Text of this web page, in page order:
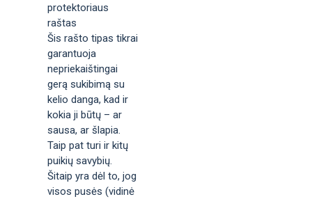
protektoriaus
raštas
Šis rašto tipas tikrai
garantuoja
nepriekaištingai
gerą sukibimą su
kelio danga, kad ir
kokia ji būtų – ar
sausa, ar šlapia.
Taip pat turi ir kitų
puikių savybių.
Šitaip yra dėl to, jog
visos pusės (vidinė